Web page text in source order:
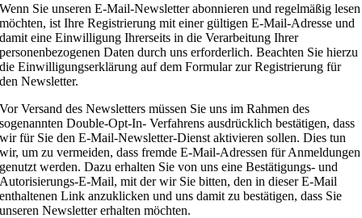
Wenn Sie unseren E-Mail-Newsletter abonnieren und regelmäßig lesen
möchten, ist Ihre Registrierung mit einer gültigen E-Mail-Adresse und
damit eine Einwilligung Ihrerseits in die Verarbeitung Ihrer
personenbezogenen Daten durch uns erforderlich. Beachten Sie hierzu
die Einwilligungserklärung auf dem Formular zur Registrierung für
den Newsletter.
Vor Versand des Newsletters müssen Sie uns im Rahmen des
sogenannten Double-Opt-In- Verfahrens ausdrücklich bestätigen, dass
wir für Sie den E-Mail-Newsletter-Dienst aktivieren sollen. Dies tun
wir, um zu vermeiden, dass fremde E-Mail-Adressen für Anmeldungen
genutzt werden. Dazu erhalten Sie von uns eine Bestätigungs- und
Autorisierungs-E-Mail, mit der wir Sie bitten, den in dieser E-Mail
enthaltenen Link anzuklicken und uns damit zu bestätigen, dass Sie
unseren Newsletter erhalten möchten.